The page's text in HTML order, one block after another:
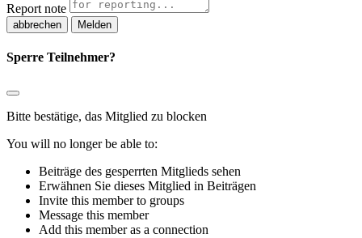
Report note
Melden
Sperre Teilnehmer?
Bitte bestätige, das Mitglied zu blocken
You will no longer be able to:
Beiträge des gesperrten Mitglieds sehen
Erwähnen Sie dieses Mitglied in Beiträgen
Invite this member to groups
Message this member
Add this member as a connection